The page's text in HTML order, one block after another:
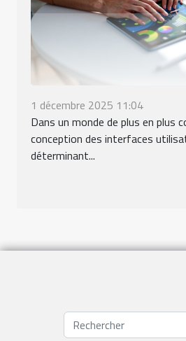
1 décembre 2025 11:04
Dans un monde de plus en plus
conception des interfaces
déterminant...